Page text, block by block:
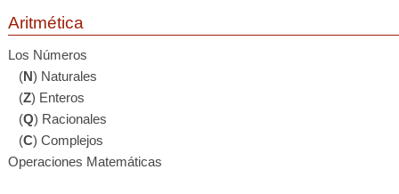
Aritmética
Los Números
(N) Naturales
(Z) Enteros
(Q) Racionales
(C) Complejos
Operaciones Matemáticas